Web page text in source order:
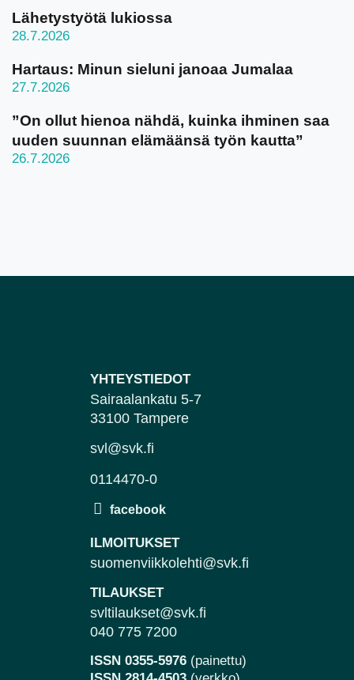
Lähetystyötä lukiossa
28.7.2026
Hartaus: Minun sieluni janoaa Jumalaa
27.7.2026
”On ollut hienoa nähdä, kuinka ihminen saa
uuden suunnan elämäänsä työn kautta”
26.7.2026
YHTEYSTIEDOT
Sairaalankatu 5-7
33100 Tampere
svl@svk.fi
0114470-0
ILMOITUKSET
suomenviikkolehti@svk.fi
TILAUKSET
svltilaukset@svk.fi
040 775 7200
ISSN 0355-5976 (painettu)